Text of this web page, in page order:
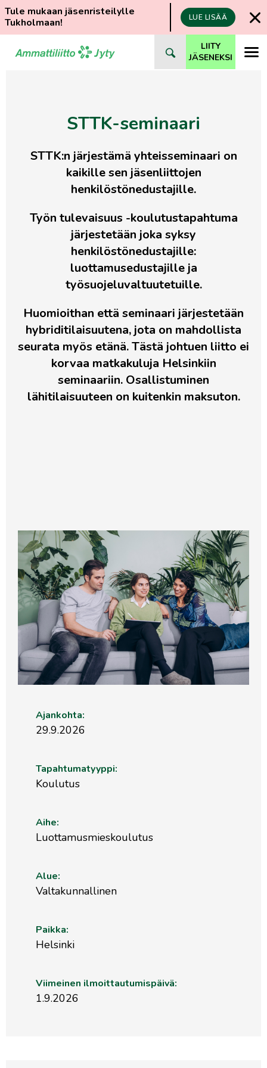
Tule mukaan jäsenristeilylle
Tukholmaan!
LUE LISÄÄ
suoraan
LIITY
JÄSENEKSI
STTK-seminaari
STTK:n järjestämä yhteisseminaari on
kaikille sen jäsenliittojen
henkilöstönedustajille.
Työn tulevaisuus -koulutustapahtuma
järjestetään joka syksy
henkilöstönedustajille:
luottamusedustajille ja
työsuojeluvaltuutetuille.
Huomioithan että seminaari järjestetään
hybriditilaisuutena, jota on mahdollista
seurata myös etänä. Tästä johtuen liitto ei
korvaa matkakuluja Helsinkiin
seminaariin. Osallistuminen
lähitilaisuuteen on kuitenkin maksuton.
Ajankohta:
29.9.2026
Tapahtumatyyppi:
Koulutus
Aihe:
Luottamusmieskoulutus
Alue:
Valtakunnallinen
Paikka:
Helsinki
Viimeinen ilmoittautumispäivä:
1.9.2026